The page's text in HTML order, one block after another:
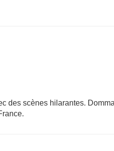
des scènes hilarantes.